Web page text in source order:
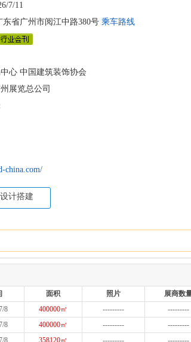
7/11
东省广州市阅江中路380号 乘车路线
心 中国建筑装饰协会
展览总公司
china.com/
设计搭建
面积 照片
展商数
8 400000㎡ ---------
---------
8 400000㎡ ---------
---------
8 358120㎡ ---------
---------